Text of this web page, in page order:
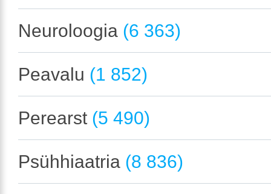
Neuroloogia (6 363)
Peavalu (1 852)
Perearst (5 490)
Psühhiaatria (8 836)